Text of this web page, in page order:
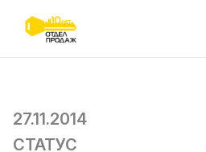
27.11.2014
СТАТУС